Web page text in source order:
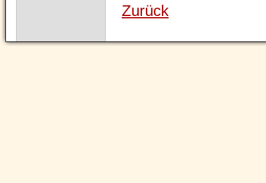
Zurück
Navigation